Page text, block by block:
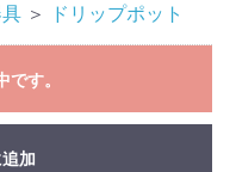
＞ ドリップポット
です。
加